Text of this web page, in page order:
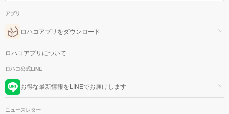
アプリ
ロハコアプリをダウンロード
ロハコアプリについて
ロハコ公式LINE
お得な最新情報をLINEでお届けします
ニュースレター